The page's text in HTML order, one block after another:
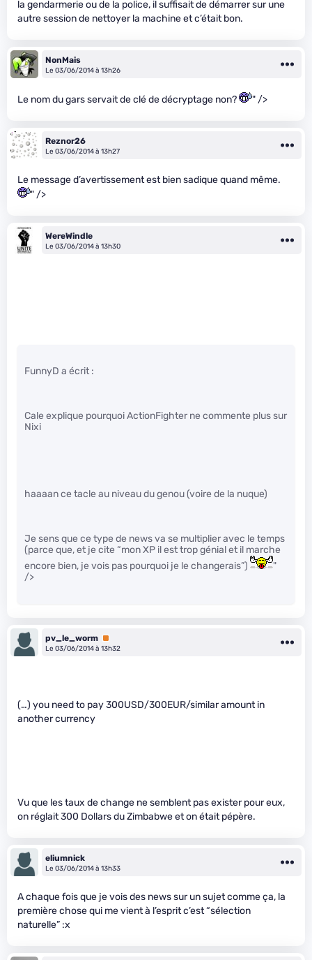
la gendarmerie ou de la police, il suffisait de démarrer sur une
autre session de nettoyer la machine et c’était bon.
NonMais
Le 03/06/2014 à 13h26
Le nom du gars servait de clé de décryptage non? " />
Reznor26
Le 03/06/2014 à 13h27
Le message d’avertissement est bien sadique quand même.
" />
WereWindle
Le 03/06/2014 à 13h30
FunnyD a écrit :
Cale explique pourquoi ActionFighter ne commente plus sur
Nixi
haaaan ce tacle au niveau du genou (voire de la nuque)
Je sens que ce type de news va se multiplier avec le temps
(parce que, et je cite “mon XP il est trop génial et il marche
encore bien, je vois pas pourquoi je le changerais”)
"
/>
pv_le_worm Premium
Le 03/06/2014 à 13h32
(…) you need to pay 300USD/300EUR/similar amount in
another currency
Vu que les taux de change ne semblent pas exister pour eux,
on réglait 300 Dollars du Zimbabwe et on était pépère.
eliumnick
Le 03/06/2014 à 13h33
A chaque fois que je vois des news sur un sujet comme ça, la
première chose qui me vient à l’esprit c’est “sélection
naturelle” :x